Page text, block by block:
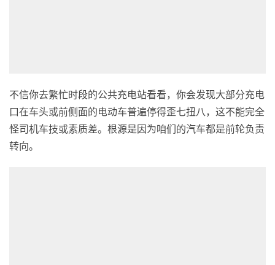
不信你去繁忙时段的公共充电站看看，你会发现大部分充电
口在车头或前侧面的电动车普遍停得歪七扭八，这不能完全
怪司机车技或素质差。根源是因为咱们的汽车都是前轮负责
转向。